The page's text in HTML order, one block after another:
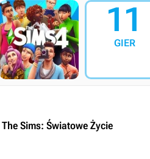
11
GIER
The Sims: Światowe Życie